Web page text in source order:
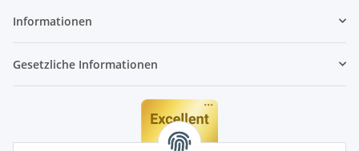
Informationen
Gesetzliche Informationen